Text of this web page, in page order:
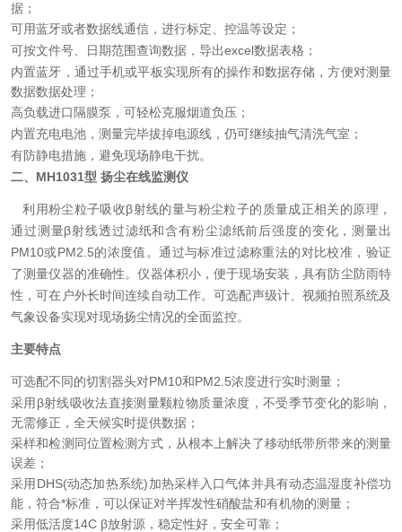
据；
可用蓝牙或者数据线通信，进行标定、控温等设定；
可按文件号、日期范围查询数据，导出excel数据表格；
内置蓝牙，通过手机或平板实现所有的操作和数据存储，方便对测量
数据数据处理；
高负载进口隔膜泵，可轻松克服烟道负压；
内置充电电池，测量完毕拔掉电源线，仍可继续抽气清洗气室；
有防静电措施，避免现场静电干扰。
二、MH1031型 扬尘在线监测仪
利用粉尘粒子吸收β射线的量与粉尘粒子的质量成正相关的原理，
通过测量β射线透过滤纸和含有粉尘滤纸前后强度的变化，测量出
PM10或PM2.5的浓度值。通过与标准过滤称重法的对比校准，验证
了测量仪器的准确性。仪器体积小，便于现场安装，具有防尘防雨特
性，可在户外长时间连续自动工作。可选配声级计、视频拍照系统及
气象设备实现对现场扬尘情况的全面监控。
主要特点
可选配不同的切割器头对PM10和PM2.5浓度进行实时测量；
采用β射线吸收法直接测量颗粒物质量浓度，不受季节变化的影响，
无需修正，全天候实时提供数据；
采样和检测同位置检测方式，从根本上解决了移动纸带所带来的测量
误差；
采用DHS(动态加热系统)加热采样入口气体并具有动态温湿度补偿功
能，符合*标准，可以保证对半挥发性硝酸盐和有机物的测量；
采用低活度14C β放射源，稳定性好，安全可靠；